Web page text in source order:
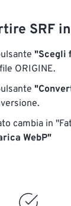
SRF
"Scegli
ORIGINE.
cambia in
WebP"